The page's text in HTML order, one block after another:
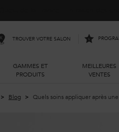
TROUVER VOTRE SALON
GAMMES ET
PRODUITS
MEILLEURES
VENTES
Blog Quels soins appliquer après